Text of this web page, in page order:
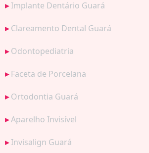
Implante Dentário Guará
Clareamento Dental Guará
Odontopediatria
Faceta de Porcelana
Ortodontia Guará
Aparelho Invisível
Invisalign Guará